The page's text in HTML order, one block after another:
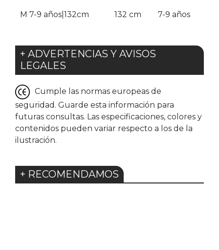
M 7-9 años|132cm 132 cm 7-9 años
+ ADVERTENCIAS Y AVISOS
LEGALES
Cumple las normas europeas de
seguridad. Guarde esta información para
futuras consultas. Las especificaciones, colores y
contenidos pueden variar respecto a los de la
ilustración.
+ RECOMENDAMOS